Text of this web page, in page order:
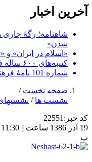
آخرین اخبار
شاهنامه؛ رگۀ جاری
شدن»
«اسلام در ایران» و
کتیبه‌های ۶۰۰ ساله فارسی در هندوستان
شماره 101 نامۀ فرهنگستان منتشر شد
صفحه نخست /
نشست ها /
کد خبر: 22551
19 آذر 1386 ساعت [ 11:30 ]
پ